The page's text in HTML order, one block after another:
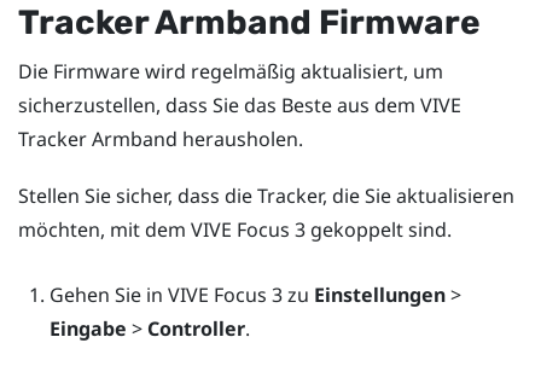
Tracker Armband Firmware
Die Firmware wird regelmäßig aktualisiert, um
sicherzustellen, dass Sie das Beste aus dem VIVE
Tracker Armband herausholen.
Stellen Sie sicher, dass die Tracker, die Sie aktualisieren
möchten, mit dem VIVE Focus 3 gekoppelt sind.
Gehen Sie in VIVE Focus 3zu Einstellungen>
Eingabe > Controller.